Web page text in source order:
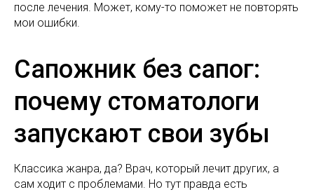
после лечения. Может, кому-то поможет не повторять
мои ошибки.
Сапожник без сапог:
почему стоматологи
запускают свои зубы
Классика жанра, да? Врач, который лечит других, а
сам ходит с проблемами. Но тут правда есть